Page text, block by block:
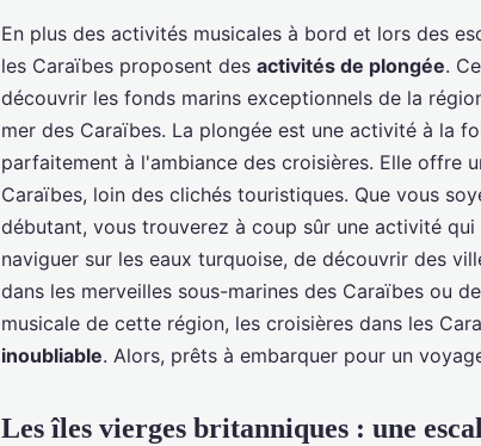
En plus des activités musicales à bord et lors des
les Caraïbes proposent des activités de plongée.
découvrir les fonds marins exceptionnels de la
mer des Caraïbes. La plongée est une activité à la
parfaitement à l'ambiance des croisières. Elle offre
Caraïbes, loin des clichés touristiques. Que vous
débutant, vous trouverez à coup sûr une activité
naviguer sur les eaux turquoise, de découvrir des
dans les merveilles sous-marines des Caraïbes ou
musicale de cette région, les croisières dans les
inoubliable. Alors, prêts à embarquer pour un
Les îles vierges britanniques : une